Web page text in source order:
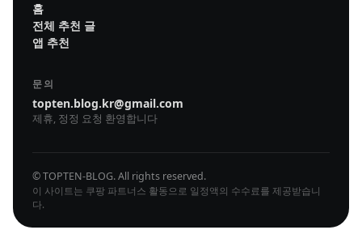
홈
전체 추천 글
앱 추천
문의
topten.blog.kr@gmail.com
제휴, 정정 요청 환영합니다
© TOPTEN-BLOG. All rights reserved.
이 사이트는 쿠팡 파트너스 활동으로 일정액의 수수료를 제공받습니
다.